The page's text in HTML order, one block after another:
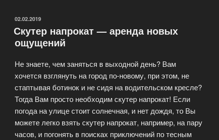
скутер
нужно:»
ОПУБЛИКОВАНО
02.02.2019
Скутер напрокат — аренда новых
ощущений
Не знаете, чем заняться в выходной день? Вам
хочется взглянуть на город по-новому, при этом, не
стаптывая ботинок и не сидя на водительском кресле?
Тогда Вам просто необходим скутер напрокат! Если
погода на улице стоит солнечная, и нет дождя, то Вы
можете легко взять скутер напрокат, например, на пару
часов, и погонять в поисках приключений по тесным